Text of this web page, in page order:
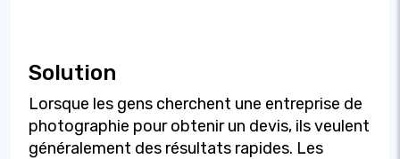
Solution
Lorsque les gens cherchent une entreprise de
photographie pour obtenir un devis, ils veulent
généralement des résultats rapides. Les